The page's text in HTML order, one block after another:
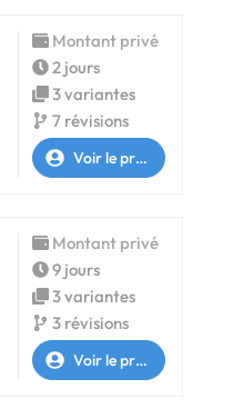
Montant privé
2 jours
3 variantes
7 révisions
Voir le profil
Montant privé
9 jours
3 variantes
3 révisions
Voir le profil